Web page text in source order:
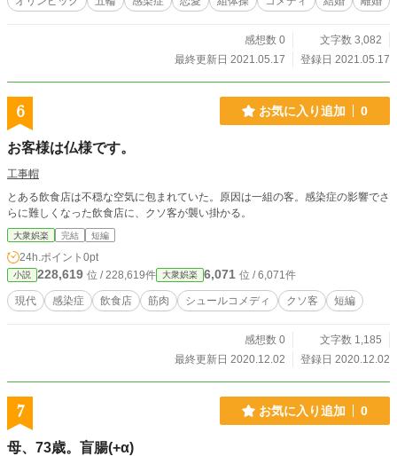
感想数 0
文字数 3,082
最終更新日 2021.05.17
登録日 2021.05.17
6 お気に入り追加 0
お客様は仏様です。
工事帽
とある飲食店は不穏な空気に包まれていた。原因は一組の客。感染症の影響でさ
らに難しくなった飲食店に、クソ客が襲い掛かる。
大衆娯楽 完結 短編
24h.ポイント 0pt
小説 228,619 位 / 228,619件 大衆娯楽 6,071 位 / 6,071件
現代 感染症 飲食店 筋肉 シュールコメディ クソ客 短編
感想数 0
文字数 1,185
最終更新日 2020.12.02
登録日 2020.12.02
7 お気に入り追加 0
母、73歳。盲腸(+α)